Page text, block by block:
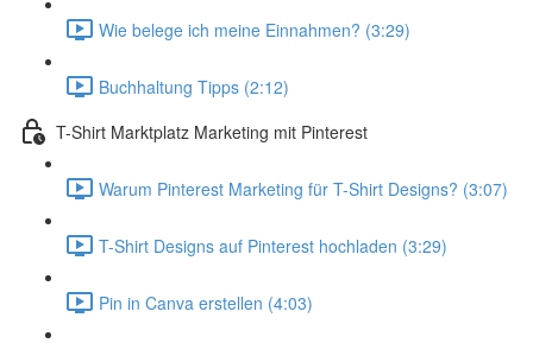
Wie belege ich meine Einnahmen? (3:29)
Buchhaltung Tipps (2:12)
T-Shirt Marktplatz Marketing mit Pinterest
Warum Pinterest Marketing für T-Shirt Designs? (3:07)
T-Shirt Designs auf Pinterest hochladen (3:29)
Pin in Canva erstellen (4:03)